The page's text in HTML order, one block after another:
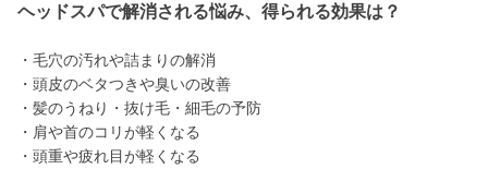
ヘッドスパで解消される悩み、得られる効果は？
・毛穴の汚れや詰まりの解消
・頭皮のベタつきや臭いの改善
・髪のうねり・抜け毛・細毛の予防
・肩や首のコリが軽くなる
・頭重や疲れ目が軽くなる